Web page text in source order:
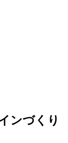
ンづくり